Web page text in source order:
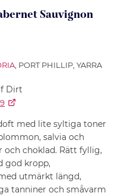
Sauvignon
, PORT PHILLIP, YARRA
Dirt
med lite syltiga toner
salvia och
och choklad. Rätt fyllig,
god kropp,
utmärkt längd,
tanniner och småvarm